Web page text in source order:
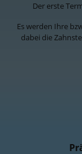
Der erste
Es werden Ihre
dabei die